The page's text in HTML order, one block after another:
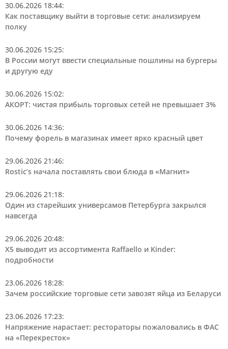
30.06.2026 18:44:
Как поставщику выйти в торговые сети: анализируем
полку
30.06.2026 15:25:
В России могут ввести специальные пошлины на бургеры
и другую еду
30.06.2026 15:02:
АКОРТ: чистая прибыль торговых сетей не превышает 3%
30.06.2026 14:36:
Почему форель в магазинах имеет ярко красный цвет
29.06.2026 21:46:
Rostic’s начала поставлять свои блюда в «Магнит»
29.06.2026 21:18:
Один из старейших универсамов Петербурга закрылся
навсегда
29.06.2026 20:48:
Х5 выводит из ассортимента Raffaello и Kinder:
подробности
23.06.2026 18:28:
Зачем российские торговые сети завозят яйца из Беларуси
23.06.2026 17:23:
Напряжение нарастает: рестораторы пожаловались в ФАС
на «Перекресток»